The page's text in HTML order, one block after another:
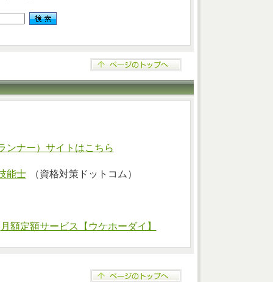
ンナー）サイトはこちら
能士 （資格対策ドットコム）
月額定額サービス【ウケホーダイ】